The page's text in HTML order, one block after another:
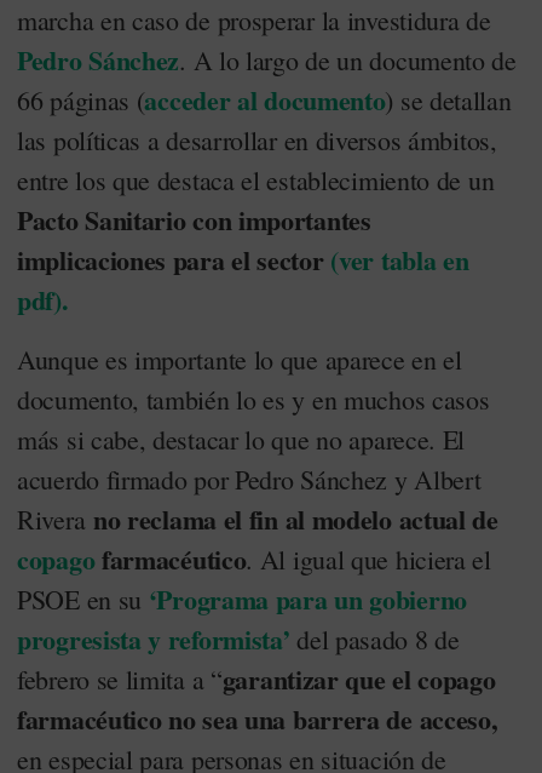
marcha en caso de prosperar la investidura de
Pedro Sánchez. A lo largo de un documento de
66 páginas (acceder al documento) se detallan
las políticas a desarrollar en diversos ámbitos,
entre los que destaca el establecimiento de un
Pacto Sanitario con importantes
implicaciones para el sector(ver tabla en
pdf).
Aunque es importante lo que aparece en el
documento, también lo es y en muchos casos
más si cabe, destacar lo que no aparece. El
acuerdo firmado por Pedro Sánchez y Albert
Rivera no reclama el fin al modelo actual de
copagofarmacéutico. Al igual que hiciera el
PSOE en su ‘Programa para un gobierno
progresista y reformista’ del pasado 8 de
febrero se limita a “garantizar que el copago
farmacéutico no sea una barrera de acceso,
en especial para personas en situación de